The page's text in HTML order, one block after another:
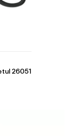
26051